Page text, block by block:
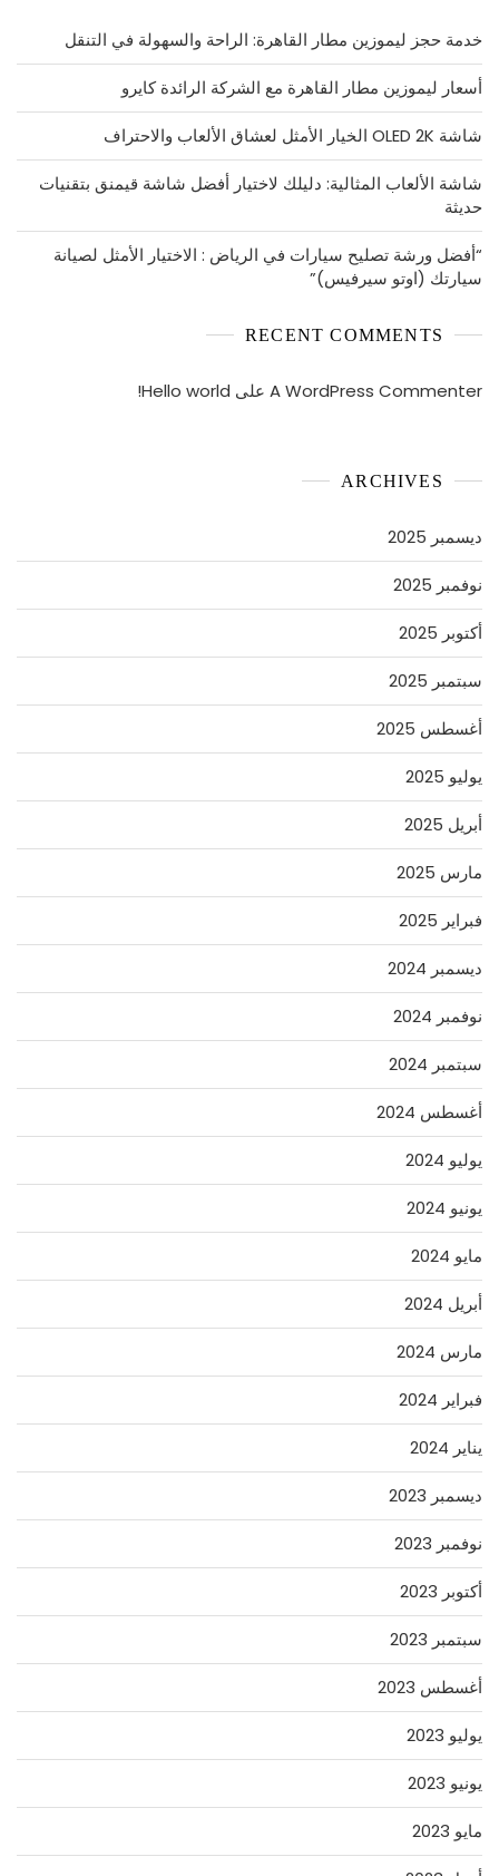
خدمة حجز ليموزين مطار القاهرة: الراحة والسهولة في التنقل
أسعار ليموزين مطار القاهرة مع الشركة الرائدة كايرو
شاشة OLED 2K الخيار الأمثل لعشاق الألعاب والاحتراف
شاشة الألعاب المثالية: دليلك لاختيار أفضل شاشة قيمنق بتقنيات
حديثة
“أفضل ورشة تصليح سيارات في الرياض : الاختيار الأمثل لصيانة
سيارتك (اوتو سيرفيس)”
RECENT COMMENTS
A WordPress Commenter على Hello world!
ARCHIVES
ديسمبر 2025
نوفمبر 2025
أكتوبر 2025
سبتمبر 2025
أغسطس 2025
يوليو 2025
أبريل 2025
مارس 2025
فبراير 2025
ديسمبر 2024
نوفمبر 2024
سبتمبر 2024
أغسطس 2024
يوليو 2024
يونيو 2024
مايو 2024
أبريل 2024
مارس 2024
فبراير 2024
يناير 2024
ديسمبر 2023
نوفمبر 2023
أكتوبر 2023
سبتمبر 2023
أغسطس 2023
يوليو 2023
يونيو 2023
مايو 2023